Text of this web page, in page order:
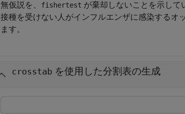
無仮説を、 fishertest が棄却しないことを示して
接種を受けない人がインフルエンザに感染するオ
ます。
crosstab を使用した分割表の生成